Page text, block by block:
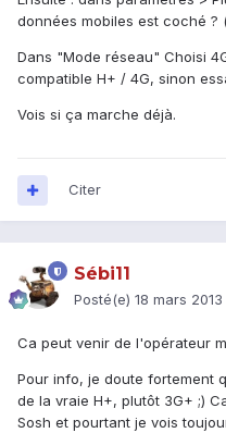
données mobiles est coché ?
Dans "Mode réseau" Choisi
compatible H+ / 4G, sinon
Vois si ça marche déjà.
Citer
Sébi11
Posté(e) 18 mars 2013
Ca peut venir de l'opérateur
Pour info, je doute fortement
de la vraie H+, plutôt 3G+ ;)
Sosh et pourtant je vois